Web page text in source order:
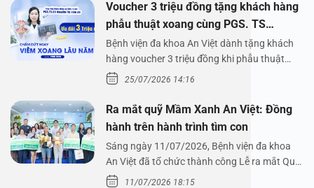
Voucher 3 triệu đồng tặng khách hàng
phẫu thuật xoang cùng PGS. TS
Nguyễn Thị Hoài An
Bệnh viện đa khoa An Việt dành tặng khách
hàng voucher 3 triệu đồng khi phẫu thuật
xoang cùng PGS.…
25/07/2026 14:16
Ra mắt quỹ Mầm Xanh An Việt: Đồng
hành trên hành trình tìm con
Sáng ngày 11/07/2026, Bệnh viện đa khoa
An Việt đã tổ chức thành công Lễ ra mắt Quỹ
Mầm Xanh…
11/07/2026 18:15